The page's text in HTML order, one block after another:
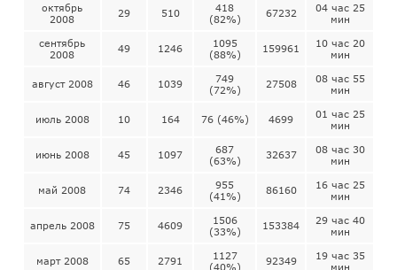
октябрь
2008
29 510
418
(82%)
67232
04 час 25
мин
сентябрь
2008
49 1246
1095
(88%)
159961
10 час 20
мин
август 2008 46 1039
749
(72%)
27508
08 час 55
мин
июль 2008 10 164 76 (46%) 4699
01 час 25
мин
июнь 2008 45 1097
687
(63%)
32637
08 час 30
мин
май 2008 74 2346
955
(41%)
86160
16 час 25
мин
апрель 2008 75 4609
1506
(33%)
153384
29 час 40
мин
март 2008 65 2791
1127
(40%)
92349
19 час 35
мин